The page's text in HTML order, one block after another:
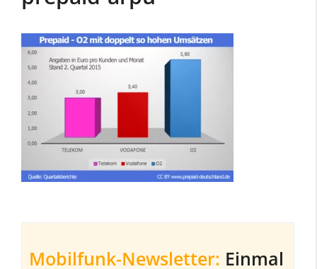
Mobilfunk-Newsletter: Einmal